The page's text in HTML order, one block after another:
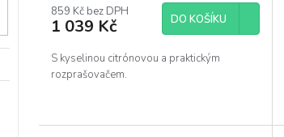
859 Kč bez DPH
1 039 Kč DO KOŠÍKU
S kyselinou citrónovou a praktickým
rozprašovačem.